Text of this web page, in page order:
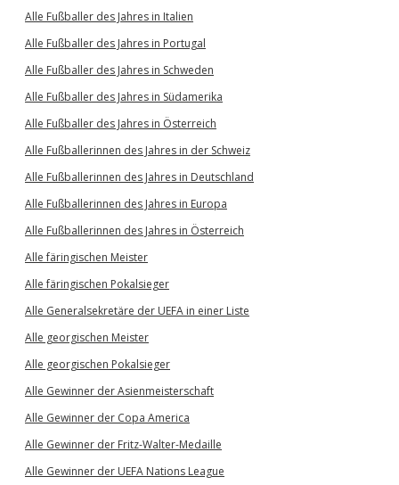
Alle Fußballer des Jahres in Italien
Alle Fußballer des Jahres in Portugal
Alle Fußballer des Jahres in Schweden
Alle Fußballer des Jahres in Südamerika
Alle Fußballer des Jahres in Österreich
Alle Fußballerinnen des Jahres in der Schweiz
Alle Fußballerinnen des Jahres in Deutschland
Alle Fußballerinnen des Jahres in Europa
Alle Fußballerinnen des Jahres in Österreich
Alle färingischen Meister
Alle färingischen Pokalsieger
Alle Generalsekretäre der UEFA in einer Liste
Alle georgischen Meister
Alle georgischen Pokalsieger
Alle Gewinner der Asienmeisterschaft
Alle Gewinner der Copa America
Alle Gewinner der Fritz-Walter-Medaille
Alle Gewinner der UEFA Nations League